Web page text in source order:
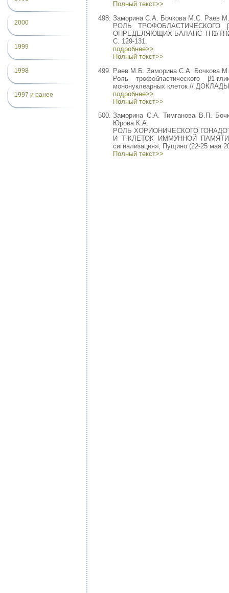
2000
1999
1998
1997 и ранее
Полный текст>>
Заморина С.А. Бочкова М.С. Раев
РОЛЬ ТРОФОБЛАСТИЧЕСКОГО
ОПРЕДЕЛЯЮЩИХ БАЛАНС TH1/TH2
С. 129-131.
подробнее>>
Полный текст>>
Раев М.Б. Заморина С.А. Бочкова
Роль трофобластического β1-
мононуклеарных клеток //
подробнее>>
Полный текст>>
Заморина С.А. Тимганова В.П.
Юрова К.А.
РОЛЬ ХОРИОНИЧЕСКОГО
И Т-КЛЕТОК ИММУННОЙ ПАМЯТИ //
сигнализация», Пущино (22-25 мая
Полный текст>>